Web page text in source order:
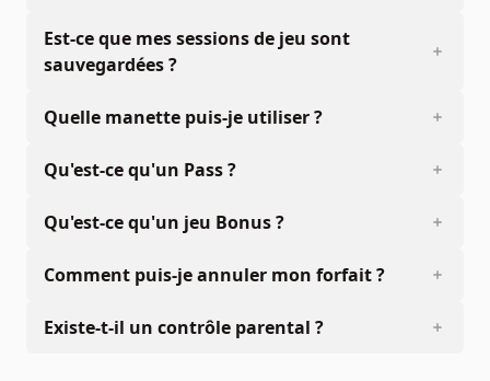
Est-ce que mes sessions de jeu sont
sauvegardées ?
Quelle manette puis-je utiliser ?
Qu'est-ce qu'un Pass ?
Qu'est-ce qu'un jeu Bonus ?
Comment puis-je annuler mon forfait ?
Existe-t-il un contrôle parental ?